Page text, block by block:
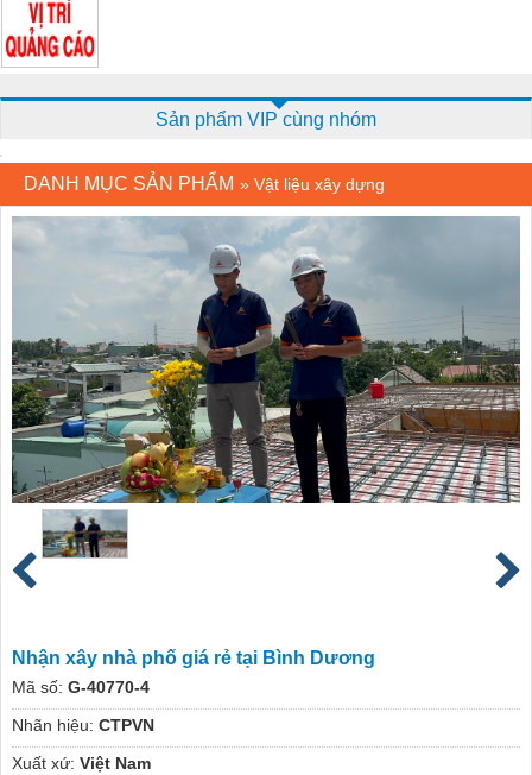
Sản phẩm VIP cùng nhóm
DANH MỤC SẢN PHẨM » Vật liệu xây dựng
Nhận xây nhà phố giá rẻ tại Bình Dương
Mã số: G-40770-4
Nhãn hiệu: CTPVN
Xuất xứ: Việt Nam